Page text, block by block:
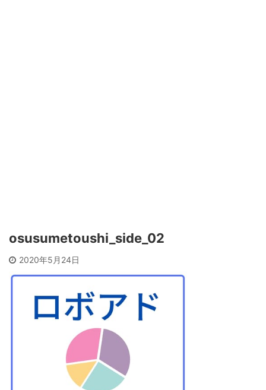
osusumetoushi_side_02
2020年5月24日